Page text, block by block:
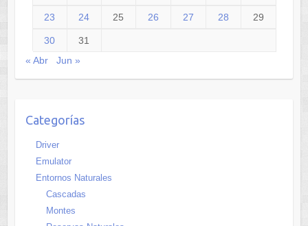
23 24 25 26 27 28 29
30
31
« Abr
Jun »
Categorías
Driver
Emulator
Entornos Naturales
Cascadas
Montes